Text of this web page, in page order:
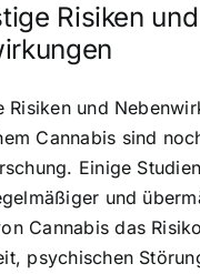
Risiken und
Risiken und
Cannabis sind
Einige
und
Cannabis das
psychischen